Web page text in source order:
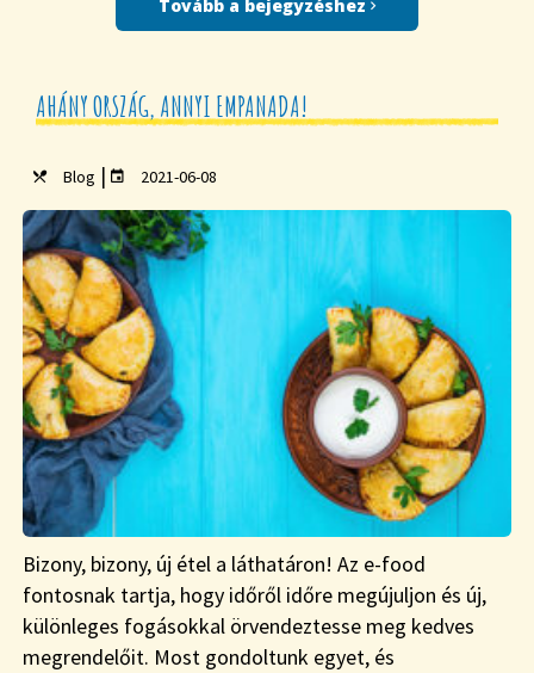
Tovább a bejegyzéshez
AHÁNY ORSZÁG, ANNYI EMPANADA!
Blog | 2021-06-08
Bizony, bizony, új étel a láthatáron! Az e-food
fontosnak tartja, hogy időről időre megújuljon és új,
különleges fogásokkal örvendeztesse meg kedves
megrendelőit. Most gondoltunk egyet, és